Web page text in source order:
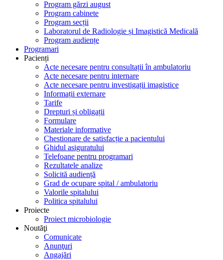
Program gărzi august
Program cabinete
Program secții
Laboratorul de Radiologie și Imagistică Medicală
Program audiențe
Programari
Pacienți
Acte necesare pentru consultații în ambulatoriu
Acte necesare pentru internare
Acte necesare pentru investigații imagistice
Informații externare
Tarife
Drepturi și obligații
Formulare
Materiale informative
Chestionare de satisfacție a pacientului
Ghidul asiguratului
Telefoane pentru programari
Rezultatele analize
Solicită audiență
Grad de ocupare spital / ambulatoriu
Valorile spitalului
Politica spitalului
Proiecte
Proiect microbiologie
Noutăţi
Comunicate
Anunţuri
Angajări